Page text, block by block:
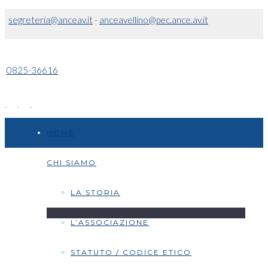
segreteria@anceav.it- anceavellino@pec.ance.av.it
0825-36616
CHI SIAMO
LA STORIA
L’ASSOCIAZIONE
STATUTO / CODICE ETICO